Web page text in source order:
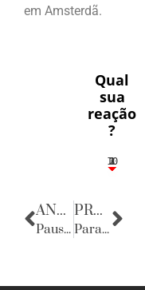
em Amsterdã.
Qual
sua
reação
?
3
1
1
2
10
ANTERIOR
Pausa poética
PRÓXIMA
Parabéns